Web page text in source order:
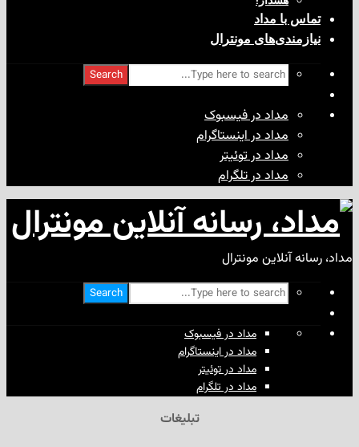
مداد
مونترال
Search
مداد در فیسبوک
مداد در اینستاگرام
مداد در توئیتر
مداد در تلگرام
مونترال
Search
مداد در فیسبوک
مداد در اینستاگرام
مداد در توئیتر
مداد در تلگرام